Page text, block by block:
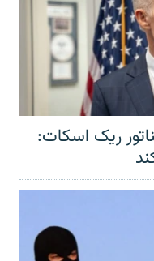
ریک اسکات: